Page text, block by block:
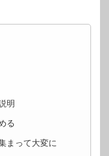
明
る
まって大変に